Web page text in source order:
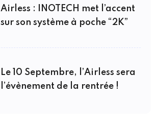
Airless : INOTECH met l’accent
sur son système à poche “2K”
Le 10 Septembre, l’Airless sera
l’évènement de la rentrée !